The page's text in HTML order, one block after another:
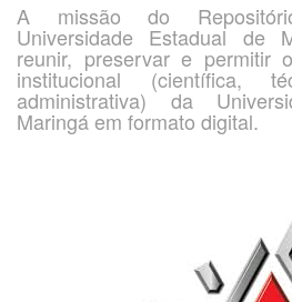
A missão do
Universidade Estadual de
reunir, preservar e permitir
institucional (científica,
administrativa) da
Maringá em formato digital.